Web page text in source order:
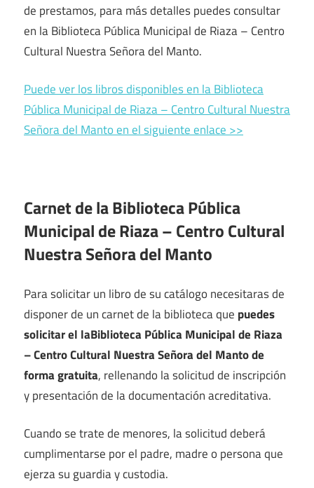
de prestamos, para más detalles puedes consultar
en la Biblioteca Pública Municipal de Riaza – Centro
Cultural Nuestra Señora del Manto.
Puede ver los libros disponibles en la Biblioteca
Pública Municipal de Riaza – Centro Cultural Nuestra
Señora del Manto en el siguiente enlace >>
Carnet de la Biblioteca Pública
Municipal de Riaza – Centro Cultural
Nuestra Señora del Manto
Para solicitar un libro de su catálogo necesitaras de
disponer de un carnet de la biblioteca que puedes
solicitar el laBiblioteca Pública Municipal de Riaza
– Centro Cultural Nuestra Señora del Manto de
forma gratuita, rellenando la solicitud de inscripción
y presentación de la documentación acreditativa.
Cuando se trate de menores, la solicitud deberá
cumplimentarse por el padre, madre o persona que
ejerza su guardia y custodia.